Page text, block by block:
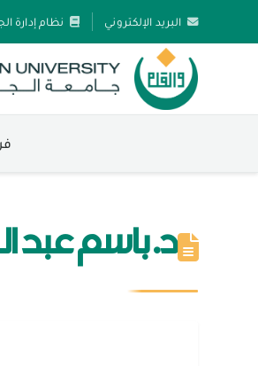
البريد الإلكتروني نظام إدارة
د. باسم عبد